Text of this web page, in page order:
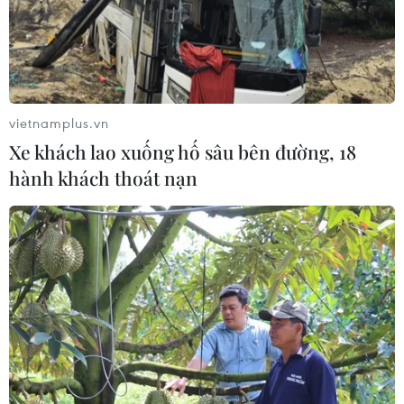
06/08/2026 05:14
Lãi suất ngân hàng ngày 6/8: Kỳ hạn
3 tháng đang được mức lãi suất tối đa
06/08/2026 00:06
Mỹ phát tín hiệu ủng hộ ổn định
đồng won của Hàn Quốc
05/08/2026 23:26
Mỹ hoàn trả khoảng 100 tỷ USD thuế
quan sau phán quyết của Tòa án Tối
cao
vietnamplus.vn
Xe khách lao xuống hố sâu bên đường, 18
hành khách thoát nạn